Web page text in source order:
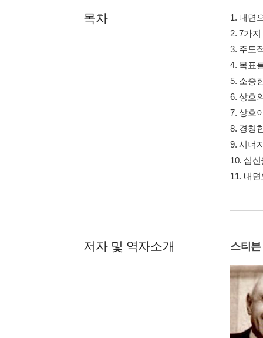
목차
1. 내면
2. 7가
3. 주도
4. 목표
5. 소중
6. 상호
7. 상호
8. 경청
9. 시너
10. 심
11. 내
저자 및 역자소개 스티